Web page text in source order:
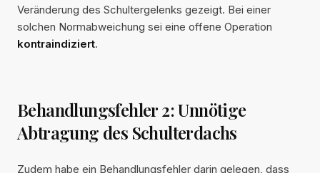
Veränderung des Schultergelenks gezeigt. Bei einer
solchen Normabweichung sei eine offene Operation
kontraindiziert.
Behandlungsfehler 2: Unnötige
Abtragung des Schulterdachs
Zudem habe ein Behandlungsfehler darin gelegen, dass